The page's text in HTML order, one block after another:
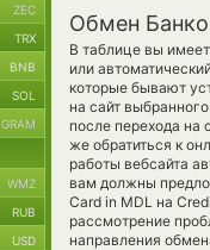
Обмен
В таблице вы
или
которые бывают
на сайт
после перехода на
же обратиться к
работы вебсайта
вам должны
Card in MDL на
рассмотрение
направления
ZEC
TRX
BNB
SOL
GRAM
WMZ
RUB
USD